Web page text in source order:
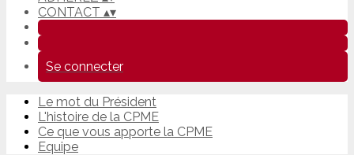
CONTACT ▴▾
Se connecter
Le mot du Président
L'histoire de la CPME
Ce que vous apporte la CPME
Equipe